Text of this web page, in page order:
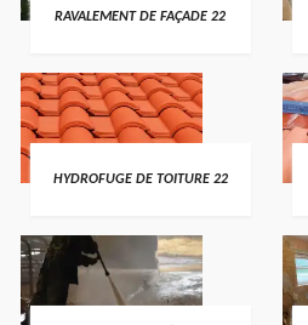
RAVALEMENT DE FAÇADE 22
HYDROFUGE DE TOITURE 22